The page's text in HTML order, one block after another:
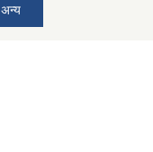
अन्य